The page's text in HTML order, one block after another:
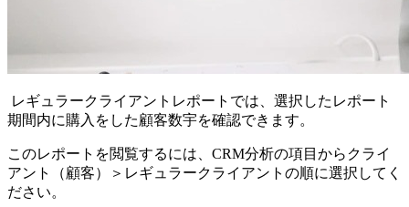
レギュラークライアントレポートでは、選択したレポート
期間内に購入をした顧客数宇を確認できます。
このレポートを閲覧するには、CRM分析の項目からクライ
アント（顧客）＞レギュラークライアントの順に選択してく
ださい。